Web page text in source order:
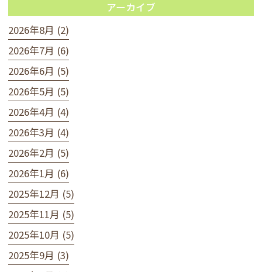
アーカイブ
2026年8月 (2)
2026年7月 (6)
2026年6月 (5)
2026年5月 (5)
2026年4月 (4)
2026年3月 (4)
2026年2月 (5)
2026年1月 (6)
2025年12月 (5)
2025年11月 (5)
2025年10月 (5)
2025年9月 (3)